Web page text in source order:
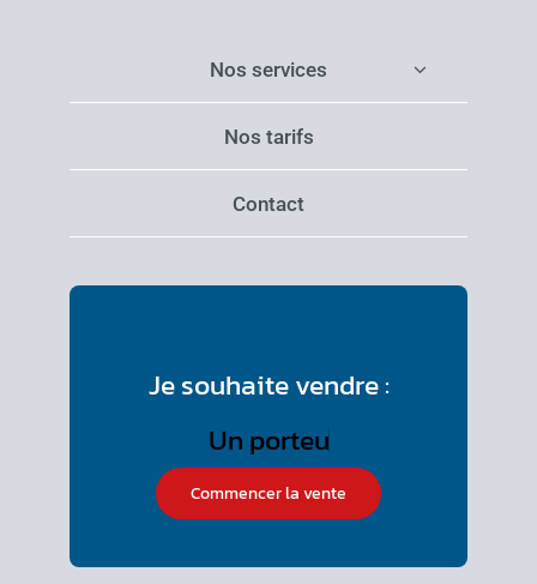
Nos services
Nos tarifs
Contact
Je souhaite vendre :
Commencer la vente